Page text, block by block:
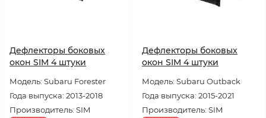
Дефлекторы боковых
окон SIM 4 штуки
Модель: Subaru Forester
Года выпуска: 2013-2018
Производитель: SIM
Дефлекторы боковых
окон SIM 4 штуки
Модель: Subaru Outback
Года выпуска: 2015-2021
Производитель: SIM